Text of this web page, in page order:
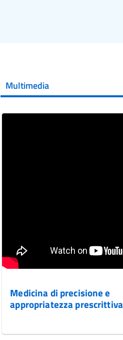
Multimedia
Medicina di precisione e
appropriatezza prescrittiva